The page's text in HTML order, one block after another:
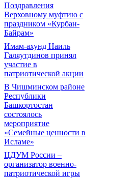
Поздравления
Верховному муфтию с
праздником «Курбан-
Байрам»
Имам-ахунд Наиль
Галяутдинов принял
участие в
патриотической акции
В Чишминском районе
Республики
Башкортостан
состоялось
мероприятие
«Семейные ценности в
Исламе»
ЦДУМ России –
организатор военно-
патриотической игры